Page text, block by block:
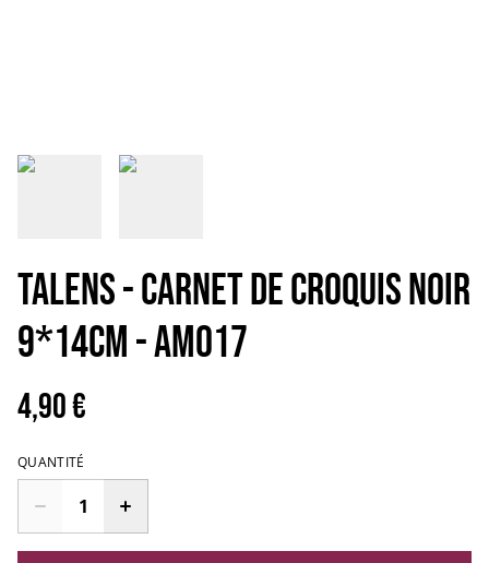
TALENS - CARNET DE CROQUIS NOIR
9*14CM - AM017
4,90 €
QUANTITÉ